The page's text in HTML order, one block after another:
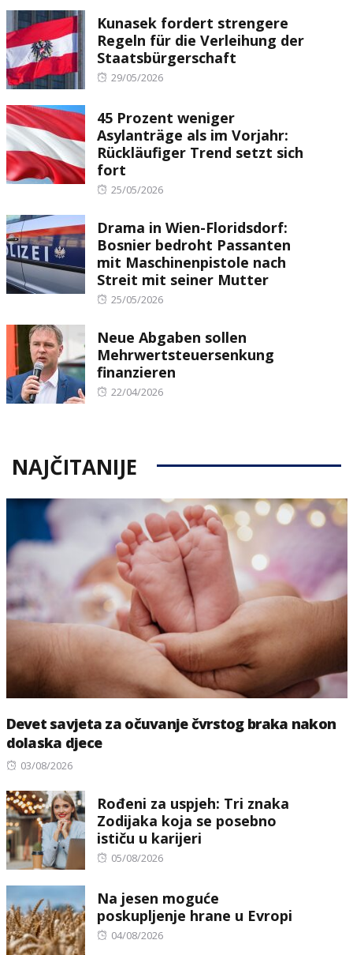
Kunasek fordert strengere
Regeln für die Verleihung der
Staatsbürgerschaft
Posted
29/05/2026
45 Prozent weniger
Asylanträge als im Vorjahr:
Rückläufiger Trend setzt sich
fort
Posted
25/05/2026
Drama in Wien-Floridsdorf:
Bosnier bedroht Passanten
mit Maschinenpistole nach
Streit mit seiner Mutter
Posted
25/05/2026
Neue Abgaben sollen
Mehrwertsteuersenkung
finanzieren
Posted
22/04/2026
NAJČITANIJE
Devet savjeta za očuvanje čvrstog braka nakon
dolaska djece
Posted
03/08/2026
Rođeni za uspjeh: Tri znaka
Zodijaka koja se posebno
ističu u karijeri
Posted
05/08/2026
Na jesen moguće
poskupljenje hrane u Evropi
Posted
04/08/2026